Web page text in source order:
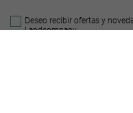
Deseo recibir ofertas y
Landcompany